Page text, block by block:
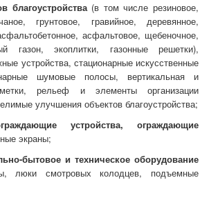
благоустройства (в том числе резиновое,
грунтовое, гравийное, деревянное,
асфальтовое, щебеночное,
газон, экоплитки, газонные решетки),
устройства, стационарные искусственные
шумовые полосы, вертикальная и
рельеф и элементы организации
улучшения объектов благоустройства;
устройства, ограждающие
экраны;
бытовое и техническое оборудование
люки смотровых колодцев, подъемные